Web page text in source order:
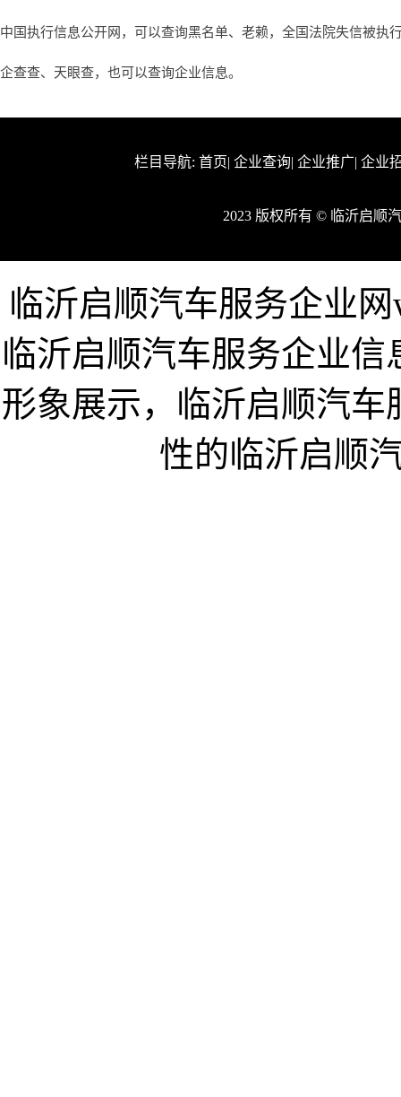
中国执行信息公开网，可以查询黑名单、老赖，全国法院失信被执
企查查、天眼查，也可以查询企业信息。
栏目导航: 首页| 企业查询| 企业推广| 企业
2023 版权所有 © 临沂启顺
临沂启顺汽车服务企业网
临沂启顺汽车服务企业
形象展示，临沂启顺汽
性的临沂启顺